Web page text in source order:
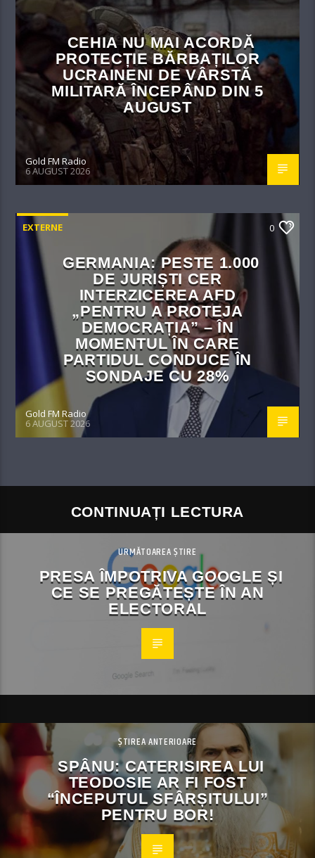
CEHIA NU MAI ACORDĂ
PROTECȚIE BĂRBAȚILOR
UCRAINENI DE VÂRSTĂ
MILITARĂ ÎNCEPÂND DIN 5
AUGUST
Gold FM Radio
6 AUGUST 2026
EXTERNE 0
GERMANIA: PESTE 1.000
DE JURIȘTI CER
INTERZICEREA AFD
„PENTRU A PROTEJA
DEMOCRAȚIA” – ÎN
MOMENTUL ÎN CARE
PARTIDUL CONDUCE ÎN
SONDAJE CU 28%
Gold FM Radio
6 AUGUST 2026
CONTINUAȚI LECTURA
URMĂTOAREA ȘTIRE
PRESA ÎMPOTRIVA GOOGLE ȘI
CE SE PREGĂTEȘTE ÎN AN
ELECTORAL
ȘTIREA ANTERIOARE
SPÂNU: CATERISIREA LUI
TEODOSIE AR FI FOST
“ÎNCEPUTUL SFÂRȘITULUI”
PENTRU BOR!